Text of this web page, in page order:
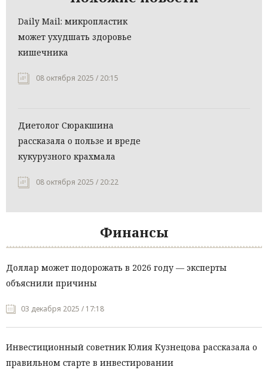
Daily Mail: микропластик
может ухудшать здоровье
кишечника
08 октября 2025 / 20:15
Диетолог Сюракшина
рассказала о пользе и вреде
кукурузного крахмала
08 октября 2025 / 20:22
Финансы
Доллар может подорожать в 2026 году — эксперты
объяснили причины
03 декабря 2025 / 17:18
Инвестиционный советник Юлия Кузнецова рассказала о
правильном старте в инвестировании